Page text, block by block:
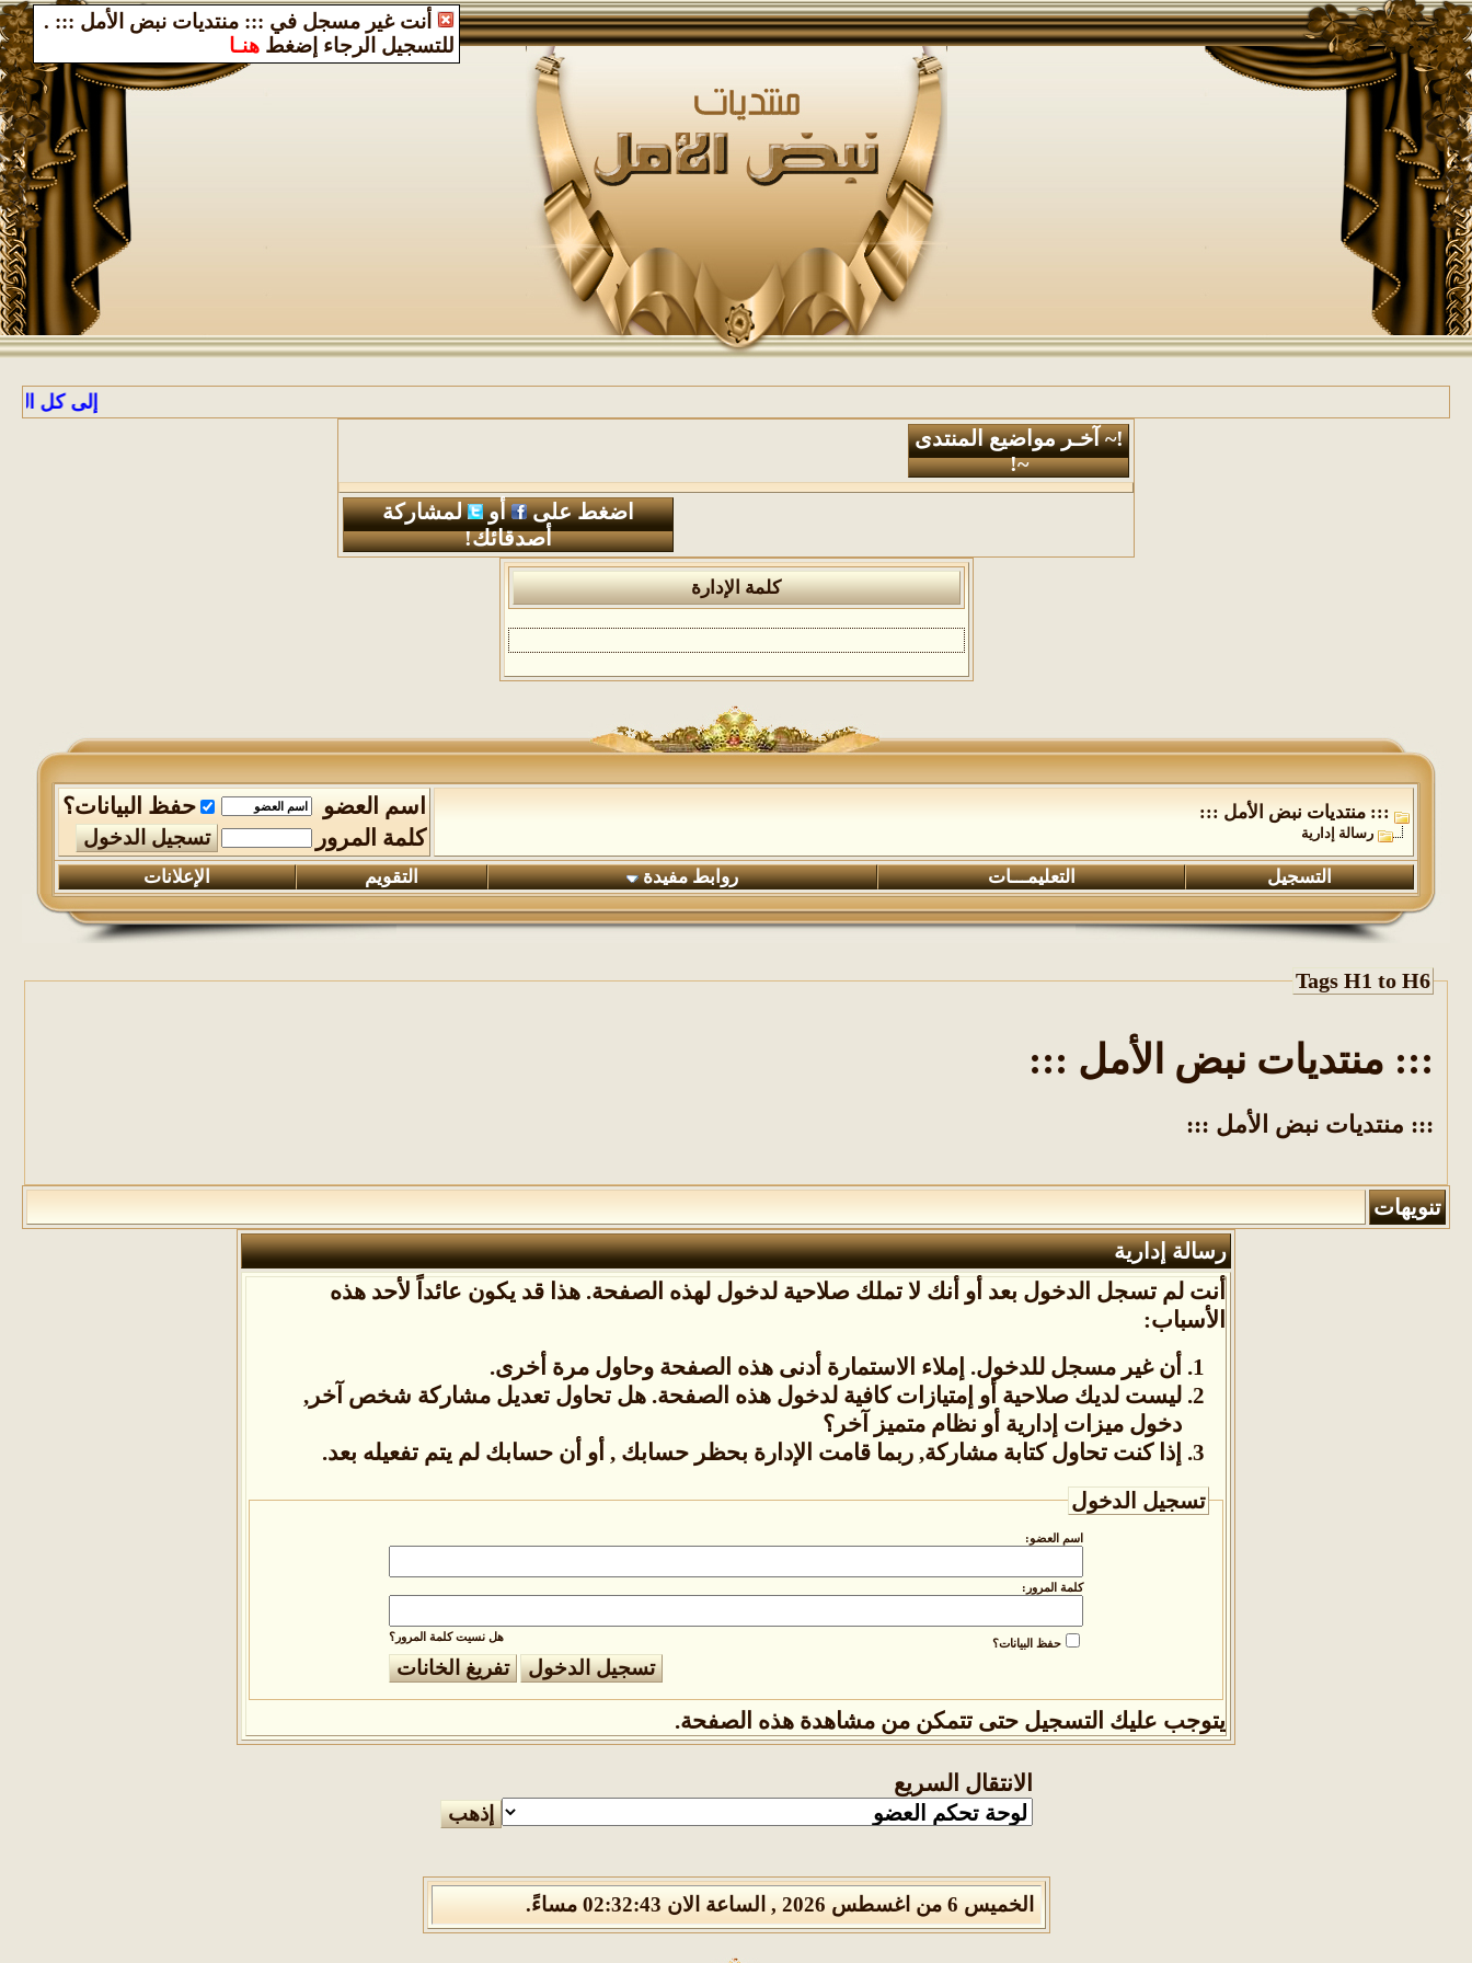
أنت غير مسجل في ::: منتديات نبض الأمل ::: .
للتسجيل الرجاء إضغط هنـا
إلى كل
!~ آخـر مواضيع المنتدى
~!
اضغط على
أو
لمشاركة
أصدقائك!
كلمة الإدارة
::: منتديات نبض الأمل :::
رسالة إدارية
اسم العضو
حفظ البيانات؟
كلمة المرور
التسجيل التعليمـــات روابط مفيدة التقويم الإعلانات
Tags H1 to H6
::: منتديات نبض الأمل :::
::: منتديات نبض الأمل :::
تنويهات
رسالة إدارية
أنت لم تسجل الدخول بعد أو أنك لا تملك صلاحية لدخول لهذه الصفحة. هذا قد يكون عائداً لأحد هذه
الأسباب:
أن غير مسجل للدخول. إملاء الاستمارة أدنى هذه الصفحة وحاول مرة أخرى.
ليست لديك صلاحية أو إمتيازات كافية لدخول هذه الصفحة. هل تحاول تعديل مشاركة شخص آخر,
دخول ميزات إدارية أو نظام متميز آخر؟
إذا كنت تحاول كتابة مشاركة, ربما قامت الإدارة بحظر حسابك , أو أن حسابك لم يتم تفعيله بعد.
تسجيل الدخول
اسم العضو:
كلمة المرور:
هل نسيت كلمة المرور؟ حفظ البيانات؟
يتوجب عليك التسجيل حتى تتمكن من مشاهدة هذه الصفحة.
الانتقال السريع
الخميس 6 من اغسطس 2026 , الساعة الان 02:32:43 مساءً.